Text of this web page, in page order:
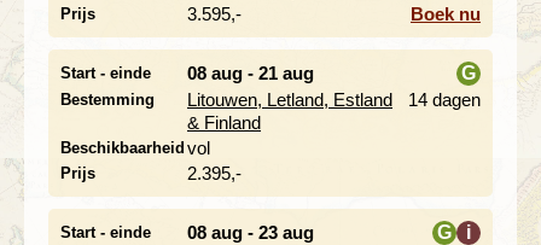
Prijs 3.595,- Boek nu
Start - einde 08 aug - 21 aug
Bestemming
Litouwen, Letland, Estland
& Finland
G
14 dagen
Beschikbaarheid vol
Prijs 2.395,-
Start - einde 08 aug - 23 aug G
i